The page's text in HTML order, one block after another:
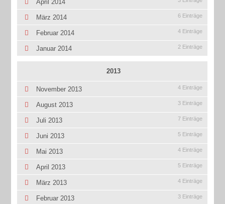
April 2014
März 2014 6 Einträge
Februar 2014 4 Einträge
Januar 2014 2 Einträge
2013
November 2013 4 Einträge
August 2013 3 Einträge
Juli 2013 7 Einträge
Juni 2013 5 Einträge
Mai 2013 4 Einträge
April 2013 5 Einträge
März 2013 4 Einträge
Februar 2013 3 Einträge